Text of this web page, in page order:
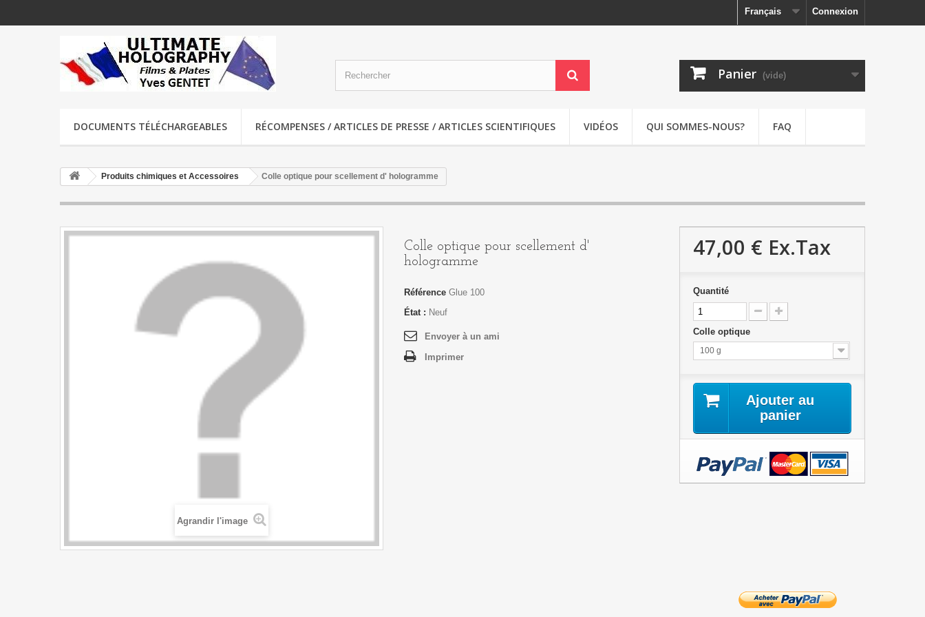
Connexion
Français
Panier (vide)
DOCUMENTS TÉLÉCHARGEABLES RÉCOMPENSES / ARTICLES DE PRESSE / ARTICLES SCIENTIFIQUES VIDÉOS QUI SOMMES-NOUS? FAQ
Produits chimiques et Accessoires Colle optique pour scellement d' hologramme
Agrandir l'image
Colle optique pour scellement d'
hologramme
Référence Glue 100
État : Neuf
Envoyer à un ami
Imprimer
47,00 € Ex.Tax
Quantité
Colle optique
100 g
Ajouter au
panier